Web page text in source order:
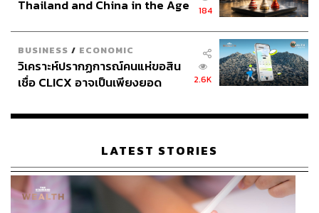
Thailand and China in the Age
184
BUSINESS / ECONOMIC
วิเคราะห์ปรากฏการณ์คนแห่ขอสิน
เชื่อ CLICX อาจเป็นเพียงยอด
เรือนไทยที่ถูกซุกไว้
2.6K
LATEST STORIES